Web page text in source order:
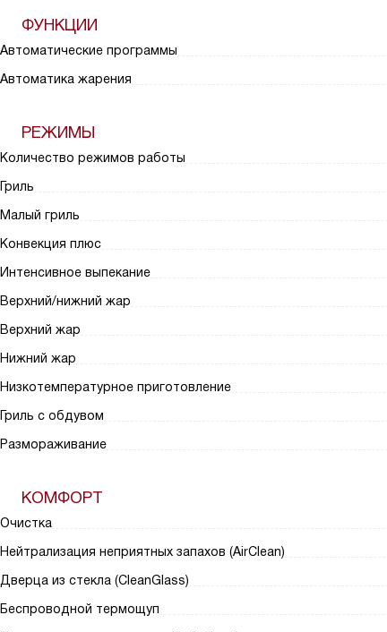
ФУНКЦИИ
Автоматические программы
Автоматика жарения
РЕЖИМЫ
Количество режимов работы
Гриль
Малый гриль
Конвекция плюс
Интенсивное выпекание
Верхний/нижний жар
Верхний жар
Нижний жар
Низкотемпературное приготовление
Гриль с обдувом
Размораживание
КОМФОРТ
Очистка
Нейтрализация неприятных запахов (AirClean)
Дверца из стекла (CleanGlass)
Беспроводной термощуп